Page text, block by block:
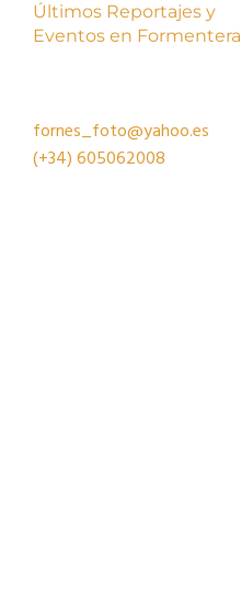
Últimos Reportajes y
Eventos en Formentera
fornes_foto@yahoo.es
(+34)605062008